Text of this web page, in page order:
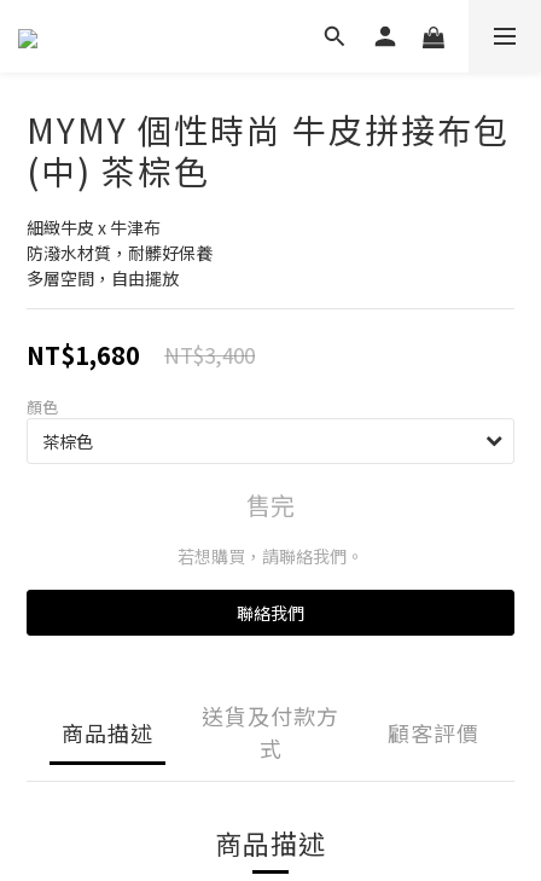
MYMY 個性時尚 牛皮拼接布包
(中) 茶棕色
細緻牛皮 x 牛津布
防潑水材質，耐髒好保養
多層空間，自由擺放
NT$1,680 NT$3,400
顏色
售完
若想購買，請聯絡我們。
聯絡我們
商品描述
送貨及付款方
式
顧客評價
商品描述